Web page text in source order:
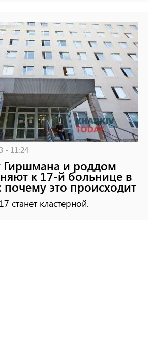
- 11:24
Гиршмана и роддом
к 17-й больнице в
почему это происходит
станет кластерной.